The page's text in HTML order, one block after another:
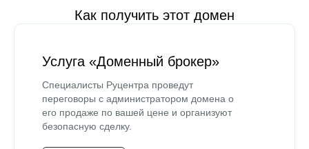
Как получить этот домен
Услуга «Доменный брокер»
Специалисты Руцентра проведут
переговоры с администратором домена о
его продаже по вашей цене и организуют
безопасную сделку.